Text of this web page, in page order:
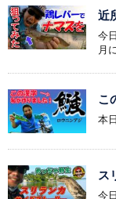
近
今
月
こ
本
ス
今